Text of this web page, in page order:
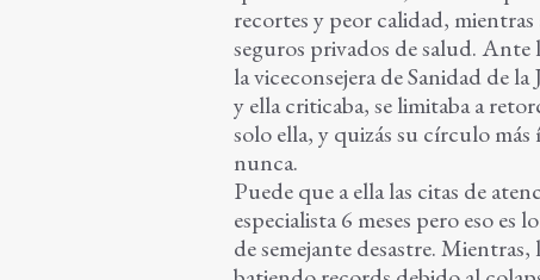
recortes y peor calidad,
seguros privados de salud. Ante
la viceconsejera de Sanidad de
y ella criticaba, se limitaba a
solo ella, y quizás su círculo
nunca.
Puede que a ella las citas de
especialista 6 meses pero eso
de semejante desastre.